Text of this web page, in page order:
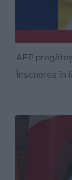
AEP
Înscrierea în